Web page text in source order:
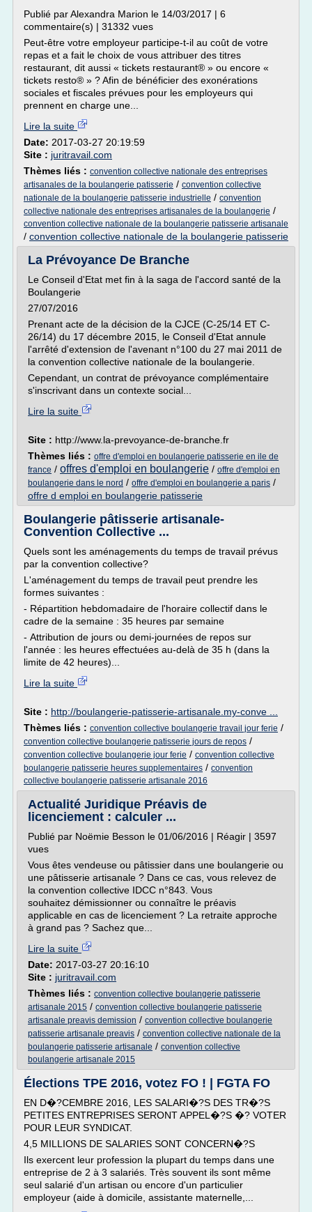
Publié par Alexandra Marion le 14/03/2017 | 6
commentaire(s) | 31332 vues
Peut-être votre employeur participe-t-il au coût de votre
repas et a fait le choix de vous attribuer des titres
restaurant, dit aussi « tickets restaurant® » ou encore «
tickets resto® » ? Afin de bénéficier des exonérations
sociales et fiscales prévues pour les employeurs qui
prennent en charge une...
Lire la suite
Date: 2017-03-27 20:19:59
Site : juritravail.com
Thèmes liés : convention collective nationale des entreprises
artisanales de la boulangerie patisserie / convention collective
nationale de la boulangerie patisserie industrielle / convention
collective nationale des entreprises artisanales de la boulangerie /
convention collective nationale de la boulangerie patisserie artisanale
/ convention collective nationale de la boulangerie patisserie
La Prévoyance De Branche
Le Conseil d'Etat met fin à la saga de l'accord santé de la
Boulangerie
27/07/2016
Prenant acte de la décision de la CJCE (C-25/14 ET C-
26/14) du 17 décembre 2015, le Conseil d'Etat annule
l'arrêté d'extension de l'avenant n°100 du 27 mai 2011 de
la convention collective nationale de la boulangerie.
Cependant, un contrat de prévoyance complémentaire
s'inscrivant dans un contexte social...
Lire la suite
Site : http://www.la-prevoyance-de-branche.fr
Thèmes liés : offre d'emploi en boulangerie patisserie en ile de
france / offres d'emploi en boulangerie / offre d'emploi en
boulangerie dans le nord / offre d'emploi en boulangerie a paris /
offre d emploi en boulangerie patisserie
Boulangerie pâtisserie artisanale-
Convention Collective ...
Quels sont les aménagements du temps de travail prévus
par la convention collective?
L'aménagement du temps de travail peut prendre les
formes suivantes :
- Répartition hebdomadaire de l'horaire collectif dans le
cadre de la semaine : 35 heures par semaine
- Attribution de jours ou demi-journées de repos sur
l'année : les heures effectuées au-delà de 35 h (dans la
limite de 42 heures)...
Lire la suite
Site : http://boulangerie-patisserie-artisanale.my-conve ...
Thèmes liés : convention collective boulangerie travail jour ferie /
convention collective boulangerie patisserie jours de repos /
convention collective boulangerie jour ferie / convention collective
boulangerie patisserie heures supplementaires / convention
collective boulangerie patisserie artisanale 2016
Actualité Juridique Préavis de
licenciement : calculer ...
Publié par Noëmie Besson le 01/06/2016 | Réagir | 3597
vues
Vous êtes vendeuse ou pâtissier dans une boulangerie ou
une pâtisserie artisanale ? Dans ce cas, vous relevez de
la convention collective IDCC n°843. Vous
souhaitez démissionner ou connaître le préavis
applicable en cas de licenciement ? La retraite approche
à grand pas ? Sachez que...
Lire la suite
Date: 2017-03-27 20:16:10
Site : juritravail.com
Thèmes liés : convention collective boulangerie patisserie
artisanale 2015 / convention collective boulangerie patisserie
artisanale preavis demission / convention collective boulangerie
patisserie artisanale preavis / convention collective nationale de la
boulangerie patisserie artisanale / convention collective
boulangerie artisanale 2015
Élections TPE 2016, votez FO ! | FGTA FO
EN D�?CEMBRE 2016, LES SALARI�?S DES TR�?S
PETITES ENTREPRISES SERONT APPEL�?S �? VOTER
POUR LEUR SYNDICAT.
4,5 MILLIONS DE SALARIES SONT CONCERN�?S
Ils exercent leur profession la plupart du temps dans une
entreprise de 2 à 3 salariés. Très souvent ils sont même
seul salarié d'un artisan ou encore d'un particulier
employeur (aide à domicile, assistante maternelle,...